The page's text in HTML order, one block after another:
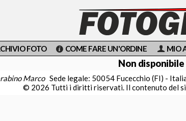
FOTO COME FARE UN'ORDINE MIO
Non disponibile
Marco Sede legale: 50054 Fucecchio (FI) -
© 2026 Tutti i diritti riservati. Il contenuto del